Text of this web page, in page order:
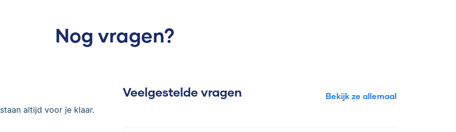
Nog vragen?
staan altijd voor je klaar.
Veelgestelde vragen Bekijk ze allemaal